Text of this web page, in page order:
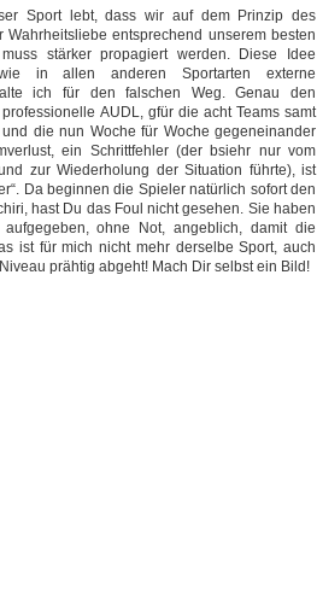
Sport lebt, dass wir auf dem Prinzip des
entsprechend unserem besten
stärker propagiert werden. Diese Idee
in allen anderen Sportarten externe
ich für den falschen Weg. Genau den
AUDL, gfür die acht Teams samt
die nun Woche für Woche gegeneinander
ein Schrittfehler (der bsiehr nur vom
zur Wiederholung der Situation führte), ist
Da beginnen die Spieler natürlich sofort den
hast Du das Foul nicht gesehen. Sie haben
ohne Not, angeblich, damit die
ist für mich nicht mehr derselbe Sport, auch
prähtig abgeht! Mach Dir selbst ein Bild!